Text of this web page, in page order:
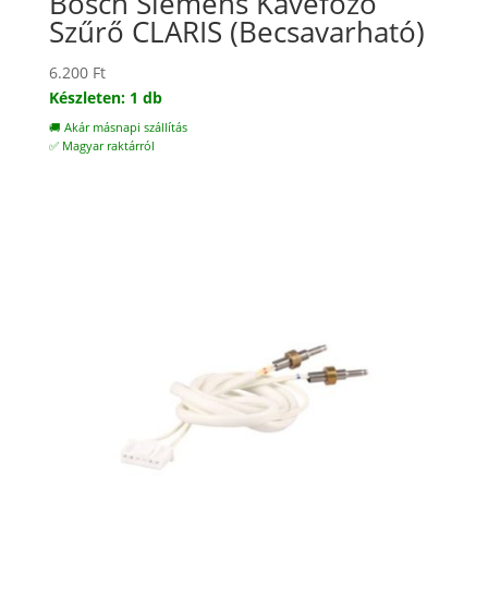
Szűrő CLARIS (Becsavarható)
6.200 Ft
Készleten: 1 db
🚚 Akár másnapi szállítás
✅ Magyar raktárról